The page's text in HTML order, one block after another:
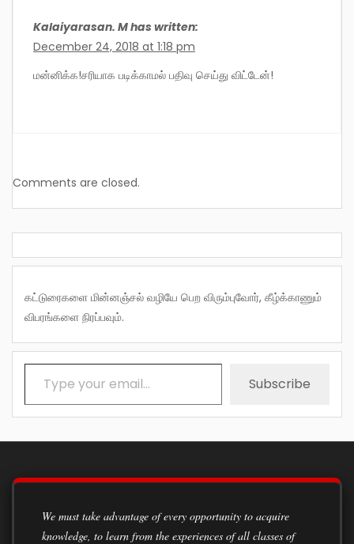
Kalaiyarasan. M has written:
December 24, 2018 at 1:18 pm
மன்னிக்க!சரியாக படிக்காமல் பதிவு செய்து விட்டேன்!
Comments are closed.
கட்டுரைகளை மின்னஞ்சல் வழியே பெற விரும்புவோர், கீழ்க்காணும்
விபரங்களை நிரப்பவும்.
Type your email…
Subscribe
We must take advantage of every opportunity to acquire
knowledge, to learn from the experiences of all classes of